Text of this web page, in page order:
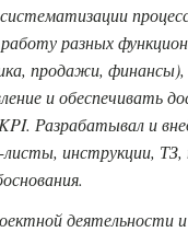
разных
продажи,
и обеспечивать
Разрабатывал и
инструкции, ТЗ,
деятельности